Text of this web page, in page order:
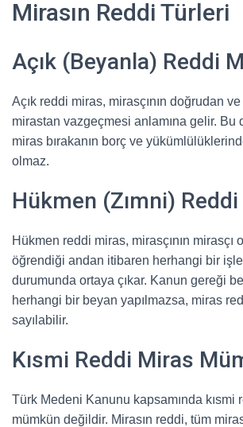
Mirasın Reddi Türleri
Açık (Beyanla) Reddi
Açık reddi miras, mirasçının doğrudan
mirastan vazgeçmesi anlamına gelir. Bu
miras bırakanın borç ve
olmaz.
Hükmen (Zımni)
Hükmen reddi miras, mirasçının mirasçı
öğrendiği andan itibaren herhangi bir
durumunda ortaya çıkar. Kanun gereği
herhangi bir beyan yapılmazsa, miras
sayılabilir.
Kısmi Reddi Miras
Türk Medeni Kanunu kapsamında kısmi
mümkün değildir. Mirasın reddi, tüm